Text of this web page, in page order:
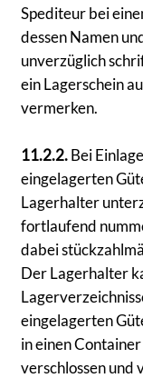
Spediteur bei
dessen Namen
unverzüglich
ein Lagerschein
vermerken.
11.2.2.Bei
eingelagerten
Lagerhalter
fortlaufend
dabei
Der Lagerhalter
eingelagerten
in einen
verschlossen und